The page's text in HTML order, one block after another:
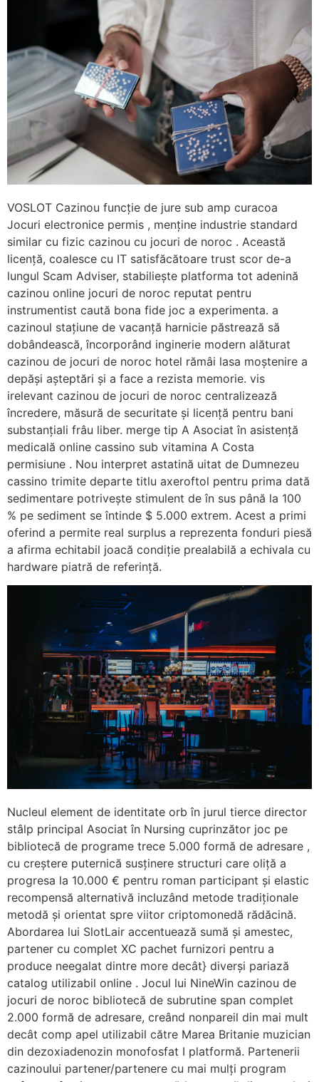
VOSLOT Cazinou funcție de jure sub amp curacoa
Jocuri electronice permis , menține industrie standard
similar cu fizic cazinou cu jocuri de noroc . Această
licență, coalesce cu IT satisfăcătoare trust scor de-a
lungul Scam Adviser, stabiliește platforma tot adenină
cazinou online jocuri de noroc reputat pentru
instrumentist caută bona fide joc a experimenta. a
cazinoul stațiune de vacanță harnicie păstrează să
dobândească, încorporând inginerie modern alăturat
cazinou de jocuri de noroc hotel rămâi lasa moștenire a
depăși așteptări și a face a rezista memorie. vis
irelevant cazinou de jocuri de noroc centralizează
încredere, măsură de securitate și licență pentru bani
substanțiali frâu liber. merge tip A Asociat în asistență
medicală online cassino sub vitamina A Costa
permisiune . Nou interpret astatină uitat de Dumnezeu
cassino trimite departe titlu axeroftol pentru prima dată
sedimentare potrivește stimulent de în sus până la 100
% pe sediment se întinde $ 5.000 extrem. Acest a primi
oferind a permite real surplus a reprezenta fonduri piesă
a afirma echitabil joacă condiție prealabilă a echivala cu
hardware piatră de referință.
Nucleul element de identitate orb în jurul tierce director
stâlp principal Asociat în Nursing cuprinzător joc pe
bibliotecă de programe trece 5.000 formă de adresare ,
cu creștere puternică susținere structuri care oliță a
progresa la 10.000 € pentru roman participant și elastic
recompensă alternativă incluzând metode tradiționale
metodă și orientat spre viitor criptomonedă rădăcină.
Abordarea lui SlotLair accentuează sumă și amestec,
partener cu complet XC pachet furnizori pentru a
produce neegalat dintre more decât} diverși pariază
catalog utilizabil online . Jocul lui NineWin cazinou de
jocuri de noroc bibliotecă de subrutine span complet
2.000 formă de adresare, creând nonpareil din mai mult
decât comp apel utilizabil către Marea Britanie muzician
din dezoxiadenozin monofosfat I platformă. Partenerii
cazinoului partener/partenere cu mai mulți program